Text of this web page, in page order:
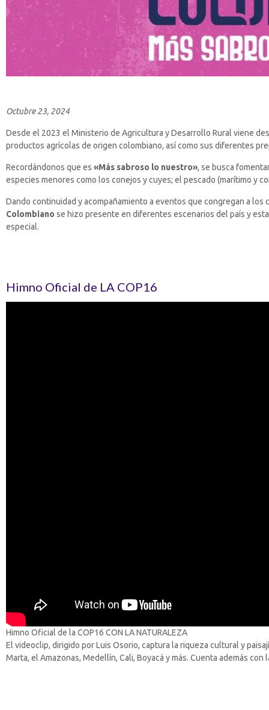
Octubre 23, 2024
Desde el 2023 el Ministerio de Agricultura y Desarrollo Rural viene
productos agrícolas de origen colombiano, así como sus diferentes
Recordándonos que es «Más sabroso lo nuestro», se busca
especies menores como los conejos y cuyes; el pescado (marítimo y
Dando continuidad y acompañamiento a eventos que congregan a
Colombiano se hizo presente en diferentes escenarios del país y
especial.
Himno Oficial de LA COP16
Himno Oficial de la COP16 CON LA NATURALEZA
El videoclip, dirigido por Luis Osorio, captura la riqueza cultural y
Marta, el Amazonas, Medellín, Cali, Boyacá y más. Cuenta además